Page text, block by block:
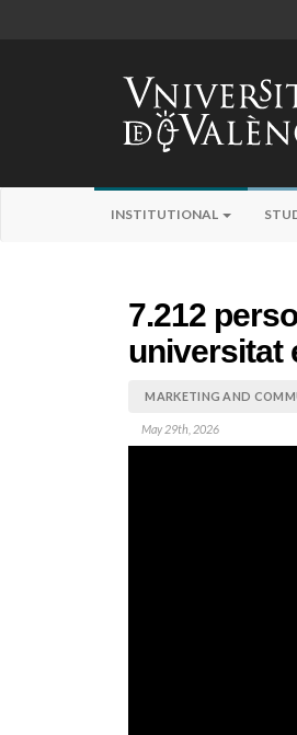
INSTITUTIONAL
7.212
universitat
MARKETING AND
May 29th, 2026